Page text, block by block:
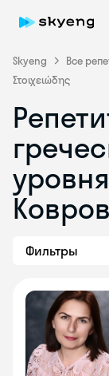
Skyeng Все
Στοιχειώδης
Фильтры
Skyeng Chat
online